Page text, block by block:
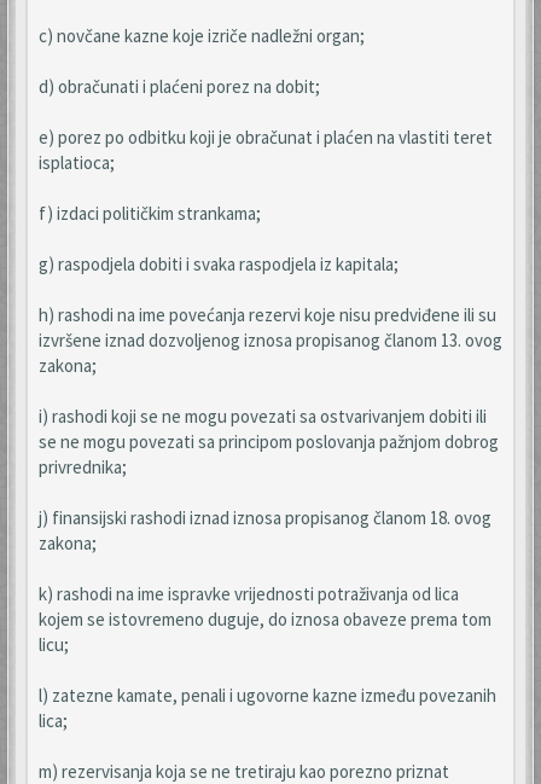
c) novčane kazne koje izriče nadležni organ;
d) obračunati i plaćeni porez na dobit;
e) porez po odbitku koji je obračunat i plaćen na vlastiti teret
isplatioca;
f) izdaci političkim strankama;
g) raspodjela dobiti i svaka raspodjela iz kapitala;
h) rashodi na ime povećanja rezervi koje nisu predviđene ili su
izvršene iznad dozvoljenog iznosa propisanog članom 13. ovog
zakona;
i) rashodi koji se ne mogu povezati sa ostvarivanjem dobiti ili
se ne mogu povezati sa principom poslovanja pažnjom dobrog
privrednika;
j) finansijski rashodi iznad iznosa propisanog članom 18. ovog
zakona;
k) rashodi na ime ispravke vrijednosti potraživanja od lica
kojem se istovremeno duguje, do iznosa obaveze prema tom
licu;
l) zatezne kamate, penali i ugovorne kazne između povezanih
lica;
m) rezervisanja koja se ne tretiraju kao porezno priznat